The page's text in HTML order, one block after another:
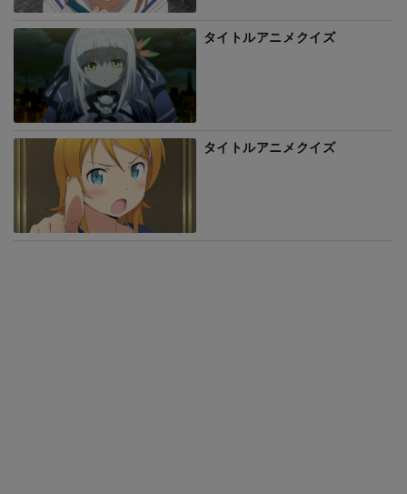
タイトルアニメクイズ
タイトルアニメクイズ